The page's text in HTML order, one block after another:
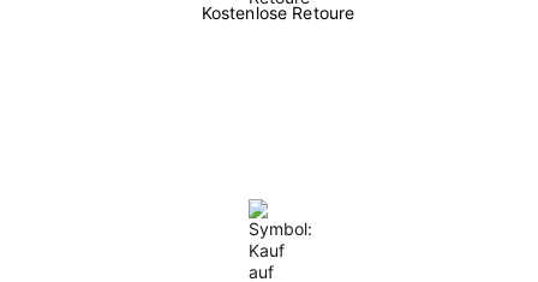
Kostenlose Retoure